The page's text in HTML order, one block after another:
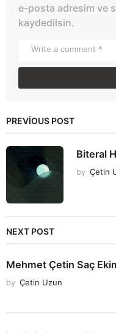
e-posta adresim ve
kaydedilsin.
PREVIOUS POST
Biteral
by Çetin
NEXT POST
Mehmet Çetin Saç
by Çetin Uzun